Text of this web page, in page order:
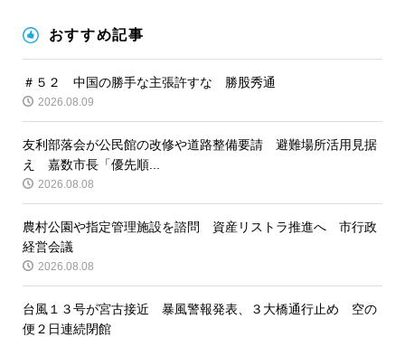
おすすめ記事
＃５２ 中国の勝手な主張許すな 勝股秀通
2026.08.09
友利部落会が公民館の改修や道路整備要請 避難場所活用見据
え 嘉数市長「優先順...
2026.08.08
農村公園や指定管理施設を諮問 資産リストラ推進へ 市行政
経営会議
2026.08.08
台風１３号が宮古接近 暴風警報発表、３大橋通行止め 空の
便２日連続閉館